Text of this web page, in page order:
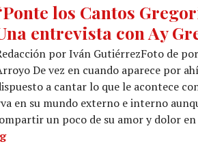
los Cantos
entrevista con Ay
por Iván GutiérrezFoto de
De vez en cuando aparece por
a cantar lo que le acontece
en su mundo externo e interno
un poco de su amor y dolor
“Ponte los Cantos Gregorianos”.